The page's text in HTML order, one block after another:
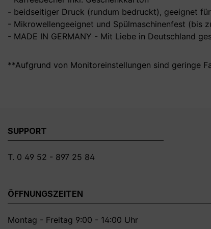
- beidseitiger Druck (rundum bedruckt), geeignet
- Mikrowellengeeignet und Spülmaschinenfest (bis
- MADE IN GERMANY - Mit Liebe in Deutschland
**Aufgrund von Monitoreinstellungen sind geringe
SUPPORT
T. 0 49 52 - 897 25 84
ÖFFNUNGSZEITEN
Montag - Freitag 9:00 - 14:00 Uhr